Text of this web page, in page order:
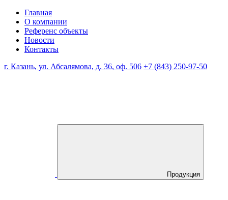
Главная
О компании
Референс объекты
Новости
Контакты
г. Казань, ул. Абсалямова, д. 36, оф. 506 +7 (843) 250-97-50
Продукция